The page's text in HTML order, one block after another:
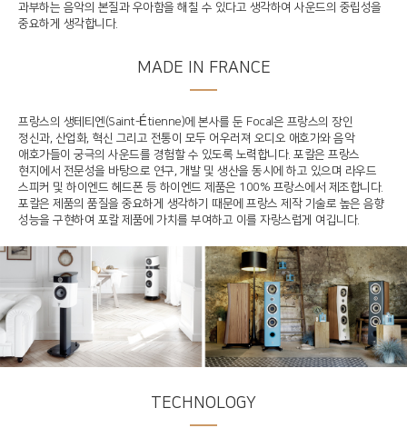
과부하는 음악의 본질과 우아함을 해칠 수 있다고 생각하여 사운드의 중립성을
중요하게 생각합니다.
MADE IN FRANCE​
프랑스의 생테티엔(Saint-Étienne)에 본사를 둔 Focal은 프랑스의 장인
정신과, 산업화, 혁신 그리고 전통이 모두 어우러져 오디오 애호가와 음악
애호가들이 궁극의 사운드를 경험할 수 있도록 노력합니다. 포칼은 프랑스
현지에서 전문성을 바탕으로 연구, 개발 및 생산을 동시에 하고 있으며 라우드
스피커 및 하이엔드 헤드폰 등 하이엔드 제품은 100% 프랑스에서 제조합니다.
포칼은 제품의 품질을 중요하게 생각하기 때문에 프랑스 제작 기술로 높은 음향
성능을 구현하여 포칼 제품에 가치를 부여하고 이를 자랑스럽게 여깁니다​.
TECHNOLOGY​